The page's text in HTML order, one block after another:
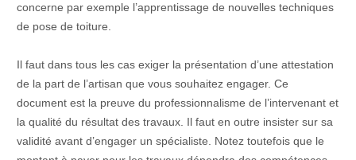
concerne par exemple l’apprentissage de nouvelles techniques
de pose de toiture.
Il faut dans tous les cas exiger la présentation d’une attestation
de la part de l’artisan que vous souhaitez engager. Ce
document est la preuve du professionnalisme de l’intervenant et
la qualité du résultat des travaux. Il faut en outre insister sur sa
validité avant d’engager un spécialiste. Notez toutefois que le